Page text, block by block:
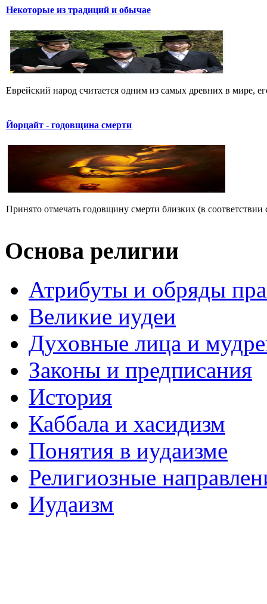
Некоторые из традиций и обычае
Еврейский народ считается одним из самых древних в мире,
Йорцайт - годовщина смерти
Принято отмечать годовщину смерти близких (в
Основа религии
Атрибуты и обряды
Великие иудеи
Духовные лица и
Законы и предписания
История
Каббала и хасидизм
Понятия в иудаизме
Религиозные
Иудаизм